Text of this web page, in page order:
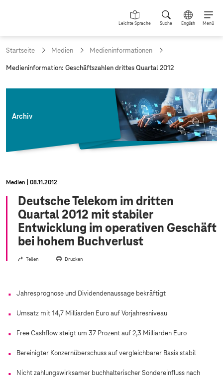
Leichte Sprache Suche English Menü
Startseite Medien Medieninformationen
a
:
Medieninformation: Geschäftszahlen drittes Quartal 2012
Archiv
Medien 08.11.2012
Deutsche Telekom im dritten
Quartal 2012 mit stabiler
Entwicklung im operativen Geschäft
bei hohem Buchverlust
Teilen Drucken
Jahresprognose und Dividendenaussage bekräftigt
Umsatz mit 14,7 Milliarden Euro auf Vorjahresniveau
Free Cashflow steigt um 37 Prozent auf 2,3 Milliarden Euro
Bereinigter Konzernüberschuss auf vergleichbarer Basis stabil
Nicht zahlungswirksamer buchhalterischer Sondereinfluss nach